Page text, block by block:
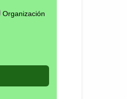
Organización